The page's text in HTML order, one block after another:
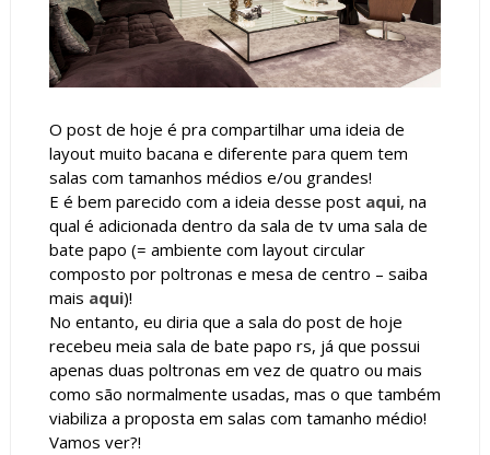
O post de hoje é pra compartilhar uma ideia de
layout muito bacana e diferente para quem tem
salas com tamanhos médios e/ou grandes!
E é bem parecido com a ideia desse post aqui, na
qual é adicionada dentro da sala de tv uma sala de
bate papo (= ambiente com layout circular
composto por poltronas e mesa de centro – saiba
mais aqui)!
No entanto, eu diria que a sala do post de hoje
recebeu meia sala de bate papo rs, já que possui
apenas duas poltronas em vez de quatro ou mais
como são normalmente usadas, mas o que também
viabiliza a proposta em salas com tamanho médio!
Vamos ver?!